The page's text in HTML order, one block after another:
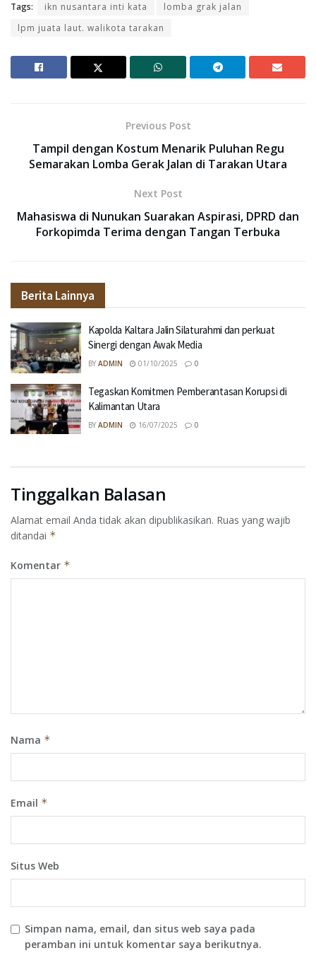
Tags: ikn nusantara inti kata
lomba grak jalan
lpm juata laut. walikota tarakan
Previous Post
Tampil dengan Kostum Menarik Puluhan Regu
Semarakan Lomba Gerak Jalan di Tarakan Utara
Next Post
Mahasiswa di Nunukan Suarakan Aspirasi, DPRD dan
Forkopimda Terima dengan Tangan Terbuka
Berita Lainnya
Kapolda Kaltara Jalin Silaturahmi dan perkuat
Sinergi dengan Awak Media
BY ADMIN 01/10/2025 0
Tegaskan Komitmen Pemberantasan Korupsi di
Kalimantan Utara
BY ADMIN 16/07/2025 0
Tinggalkan Balasan
Alamat email Anda tidak akan dipublikasikan. Ruas yang wajib
ditandai *
Komentar *
Nama *
Email *
Situs Web
Simpan nama, email, dan situs web saya pada
peramban ini untuk komentar saya berikutnya.